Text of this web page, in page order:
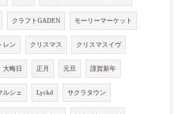
クラフトGADEN モーリーマーケット
レン クリスマス クリスマスイヴ
大晦日 正月 元旦 謹賀新年
ルシェ Lyckd サクラタウン